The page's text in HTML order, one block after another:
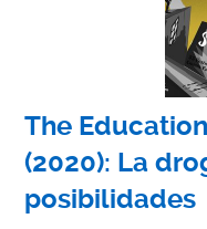
The
(2020): La
posibilidades